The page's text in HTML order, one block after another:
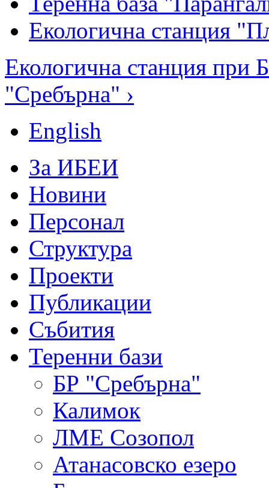
Екологична станция
Екологична станция при
"Сребърна" ›
English
За ИБЕИ
Новини
Персонал
Структура
Проекти
Публикации
Събития
Теренни бази
БР "Сребърна"
Калимок
ЛME Созопол
Атанасовско езеро